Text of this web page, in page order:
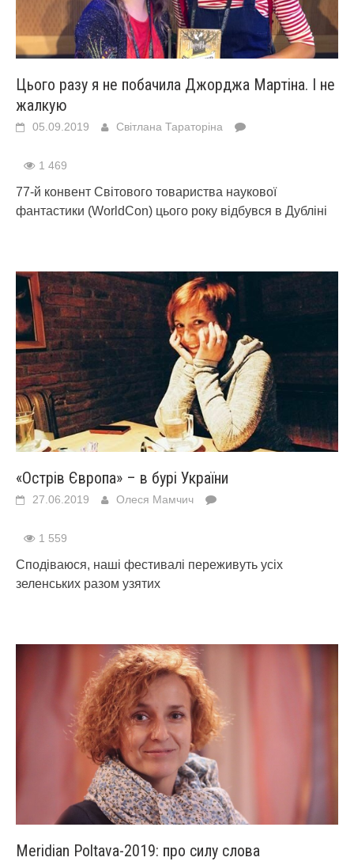
Цього разу я не побачила Джорджа Мартіна. І не
жалкую
05.09.2019 Світлана Тараторіна
1 469
77-й конвент Світового товариства наукової
фантастики (WorldСon) цього року відбувся в Дубліні
«Острів Європа» – в бурі України
27.06.2019 Олеся Мамчич
1 559
Сподіваюся, наші фестивалі переживуть усіх
зеленських разом узятих
Мeridian Poltava-2019: про силу слова